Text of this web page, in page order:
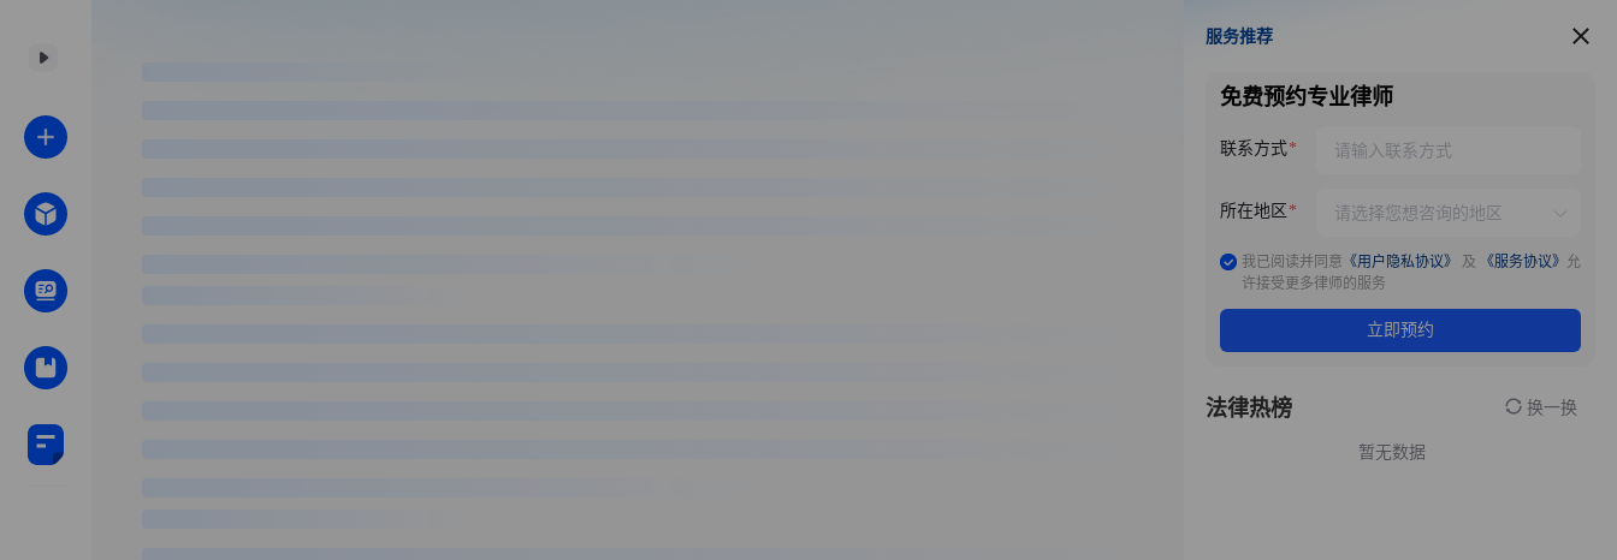
服务推荐
服务推荐
免费预约专业律师
联系方式
所在地区
我已阅读并同意 《用户隐私协议》 及 《服务协议》 允
许接受更多律师的服务
立即预约
法律热榜 换一换
暂无数据